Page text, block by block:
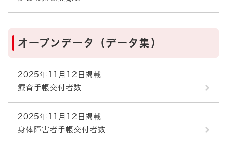
オープンデータ（データ集）
2025年11月12日掲載
療育手帳交付者数
2025年11月12日掲載
身体障害者手帳交付者数